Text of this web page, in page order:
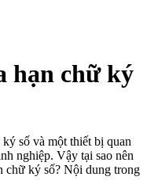
hạn chữ ký
số và một thiết bị quan
nghiệp. Vậy tại sao nên
chữ ký số? Nội dung trong